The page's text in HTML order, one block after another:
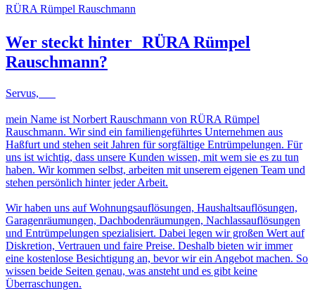
RÜRA Rümpel Rauschmann
Wer steckt hinter RÜRA Rümpel
Rauschmann?
Servus,
mein Name ist Norbert Rauschmann von RÜRA Rümpel
Rauschmann. Wir sind ein familiengeführtes Unternehmen aus
Haßfurt und stehen seit Jahren für sorgfältige Entrümpelungen. Für
uns ist wichtig, dass unsere Kunden wissen, mit wem sie es zu tun
haben. Wir kommen selbst, arbeiten mit unserem eigenen Team und
stehen persönlich hinter jeder Arbeit.
Wir haben uns auf Wohnungsauflösungen, Haushaltsauflösungen,
Garagenräumungen, Dachbodenräumungen, Nachlassauflösungen
und Entrümpelungen spezialisiert. Dabei legen wir großen Wert auf
Diskretion, Vertrauen und faire Preise. Deshalb bieten wir immer
eine kostenlose Besichtigung an, bevor wir ein Angebot machen. So
wissen beide Seiten genau, was ansteht und es gibt keine
Überraschungen.